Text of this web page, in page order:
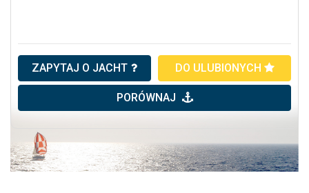
ZAPYTAJ O JACHT DO ULUBIONYCH
PORÓWNAJ